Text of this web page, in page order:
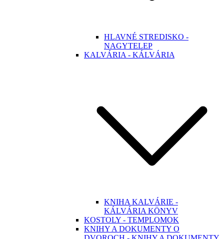
HLAVNÉ STREDISKO -
NAGYTELEP
KALVÁRIA - KÁLVÁRIA
KNIHA KALVÁRIE -
KÁLVÁRIA KÖNYV
KOSTOLY - TEMPLOMOK
KNIHY A DOKUMENTY O